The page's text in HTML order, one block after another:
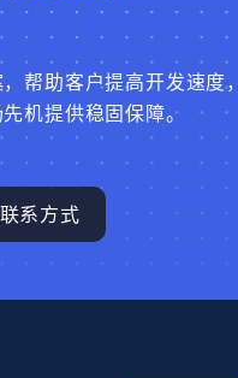
帮助客户提高开发速度，
机提供稳固保障。
联系方式